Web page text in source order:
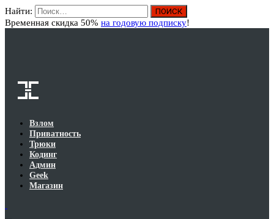
Найти:
Временная скидка 50% на годовую подписку!
Взлом
Приватность
Трюки
Кодинг
Админ
Geek
Магазин